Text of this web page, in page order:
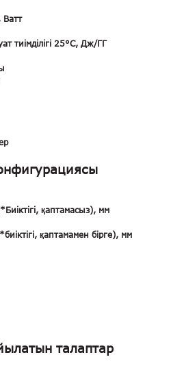
Ватт
тиімділігі 25°C, Дж/ГГ
қаптамасыз), мм
қаптамамен бірге), мм
талаптар